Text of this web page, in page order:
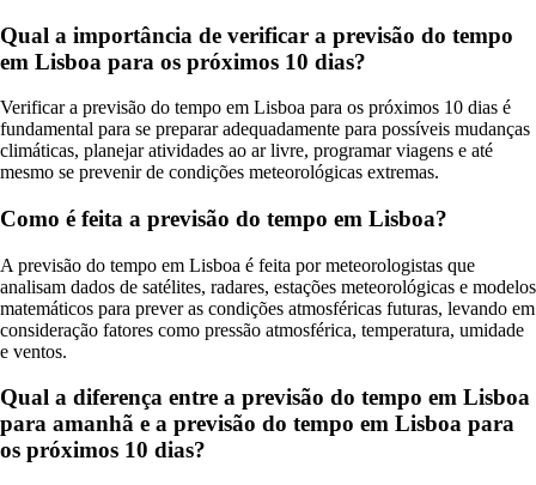
Qual a importância de verificar a previsão do tempo
em Lisboa para os próximos 10 dias?
Verificar a previsão do tempo em Lisboa para os próximos 10 dias é
fundamental para se preparar adequadamente para possíveis mudanças
climáticas, planejar atividades ao ar livre, programar viagens e até
mesmo se prevenir de condições meteorológicas extremas.
Como é feita a previsão do tempo em Lisboa?
A previsão do tempo em Lisboa é feita por meteorologistas que
analisam dados de satélites, radares, estações meteorológicas e modelos
matemáticos para prever as condições atmosféricas futuras, levando em
consideração fatores como pressão atmosférica, temperatura, umidade
e ventos.
Qual a diferença entre a previsão do tempo em Lisboa
para amanhã e a previsão do tempo em Lisboa para
os próximos 10 dias?